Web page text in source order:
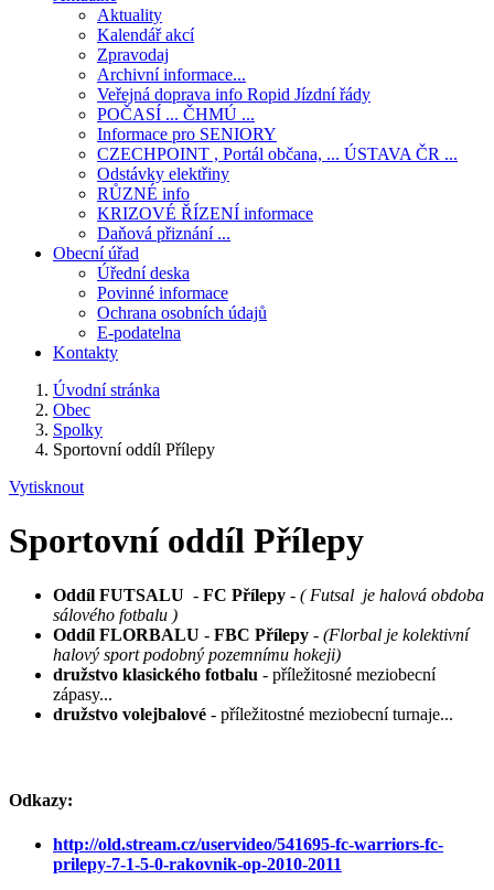
Aktuality
Kalendář akcí
Zpravodaj
Archivní informace...
Veřejná doprava info Ropid Jízdní řády
POČASÍ ... ČHMÚ ...
Informace pro SENIORY
CZECHPOINT , Portál občana, ... ÚSTAVA ČR ...
Odstávky elektřiny
RŮZNÉ info
KRIZOVÉ ŘÍZENÍ informace
Daňová přiznání ...
Obecní úřad
Úřední deska
Povinné informace
Ochrana osobních údajů
E-podatelna
Kontakty
Úvodní stránka
Obec
Spolky
Sportovní oddíl Přílepy
Vytisknout
Sportovní oddíl Přílepy
Oddíl FUTSALU - FC Přílepy - ( Futsal je halová obdoba
sálového fotbalu )
Oddíl FLORBALU - FBC Přílepy - (Florbal je kolektivní
halový sport podobný pozemnímu hokeji)
družstvo klasického fotbalu - příležitosné meziobecní
zápasy...
družstvo volejbalové - příležitostné meziobecní turnaje...
Odkazy:
http://old.stream.cz/uservideo/541695-fc-warriors-fc-
prilepy-7-1-5-0-rakovnik-op-2010-2011